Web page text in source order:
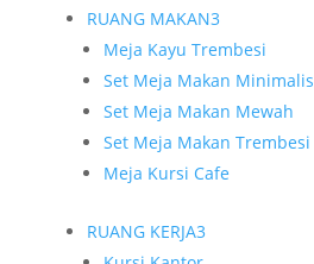
RUANG MAKAN3
Meja Kayu Trembesi
Set Meja Makan Minimalis
Set Meja Makan Mewah
Set Meja Makan Trembesi
Meja Kursi Cafe
RUANG KERJA3